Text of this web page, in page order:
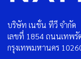
บริษัท เนชั่น ทีวี จำกัด
เลขที่ 1854 ถนนเทพรั
กรุงเทพมหานคร